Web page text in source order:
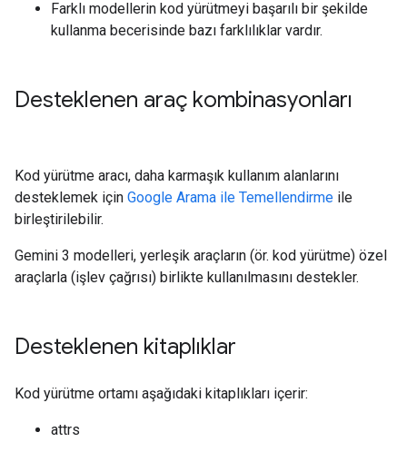
Farklı modellerin kod yürütmeyi başarılı bir şekilde
kullanma becerisinde bazı farklılıklar vardır.
Desteklenen araç kombinasyonları
Kod yürütme aracı, daha karmaşık kullanım alanlarını
desteklemek için Google Arama ile Temellendirme ile
birleştirilebilir.
Gemini 3 modelleri, yerleşik araçların (ör. kod yürütme) özel
araçlarla (işlev çağrısı) birlikte kullanılmasını destekler.
Desteklenen kitaplıklar
Kod yürütme ortamı aşağıdaki kitaplıkları içerir:
attrs